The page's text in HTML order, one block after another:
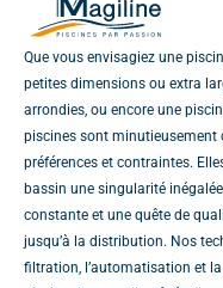
Que vous envisagiez une
petites dimensions ou extra
arrondies, ou encore une
piscines sont minutieusement
préférences et contraintes.
bassin une singularité
constante et une quête de
jusqu’à la distribution. Nos
filtration, l’automatisation et